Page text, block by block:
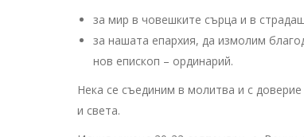
за мир в човешките сърца и в
за нашата епархия, да измолим
нов епископ – ординарий.
Нека се съединим в молитва и с
и света.